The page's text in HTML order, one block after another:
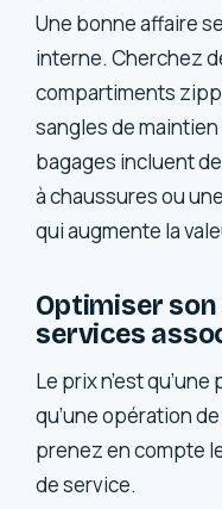
Une bonne affaire
interne. Cherchez
compartiments
sangles de
bagages incluent
à chaussures ou
qui augmente la
Optimiser
services
Le prix n’est
qu’une opération
prenez en compte
de service.